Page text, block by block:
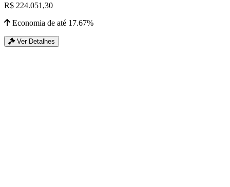
R$ 224.051,30
Economia de até 17.67%
Ver Detalhes